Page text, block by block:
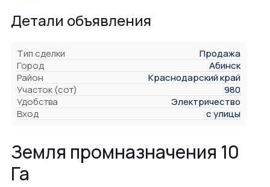
Детали объявления
Тип сделки
Продажа
Город
Абинск
Район
Краснодарский край
Участок (сот)
980
Удобства
Электричество
Вход
с улицы
Земля промназначения 10
Га